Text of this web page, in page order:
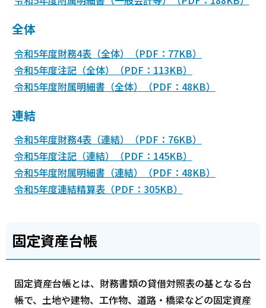
全体
令和5年度財務4表（全体）（PDF：77KB）
令和5年度注記（全体）（PDF：113KB）
令和5年度附属明細書（全体）（PDF：48KB）
連結
令和5年度財務4表（連結）（PDF：76KB）
令和5年度注記（連結）（PDF：145KB）
令和5年度附属明細書（連結）（PDF：48KB）
令和5年度連結精算表（PDF：305KB）
固定資産台帳
固定資産台帳とは、財務書類の貸借対照表の基となる台
帳で、土地や建物、工作物、道路・橋梁などの固定資産